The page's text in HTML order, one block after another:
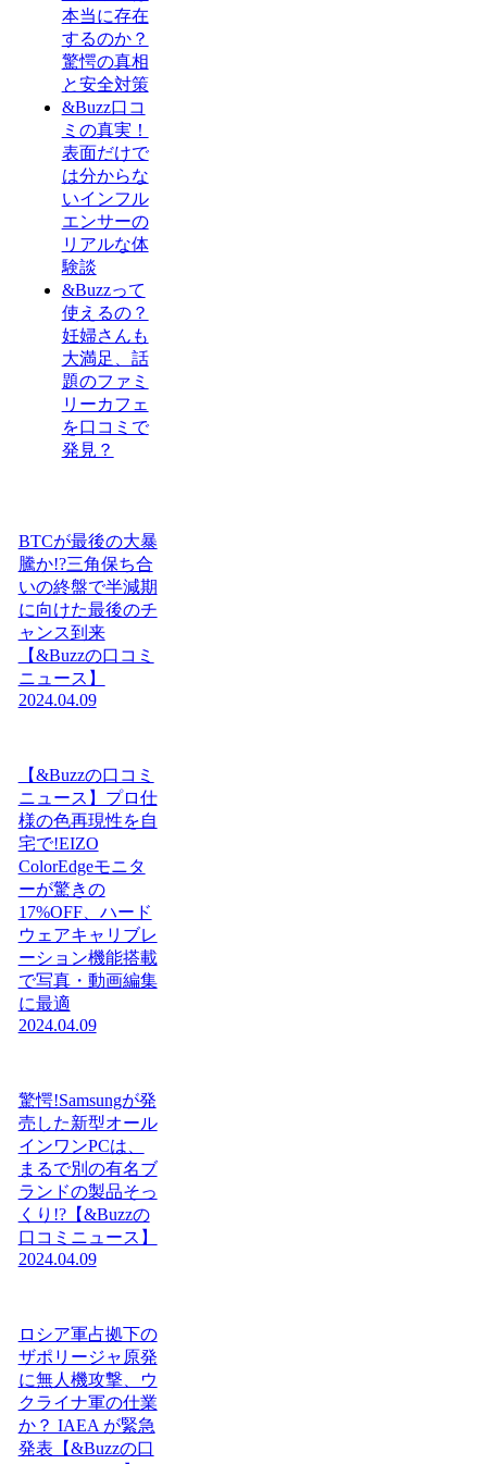
本当に存在
するのか？
驚愕の真相
と安全対策
&Buzz口コ
ミの真実！
表面だけで
は分からな
いインフル
エンサーの
リアルな体
験談
&Buzzって
使えるの？
妊婦さんも
大満足、話
題のファミ
リーカフェ
を口コミで
発見？
BTCが最後の大暴
騰か!?三角保ち合
いの終盤で半減期
に向けた最後のチ
ャンス到来
【&Buzzの口コミ
ニュース】
2024.04.09
【&Buzzの口コミ
ニュース】プロ仕
様の色再現性を自
宅で!EIZO
ColorEdgeモニタ
ーが驚きの
17%OFF、ハード
ウェアキャリブレ
ーション機能搭載
で写真・動画編集
に最適
2024.04.09
驚愕!Samsungが発
売した新型オール
インワンPCは、
まるで別の有名ブ
ランドの製品そっ
くり!?【&Buzzの
口コミニュース】
2024.04.09
ロシア軍占拠下の
ザポリージャ原発
に無人機攻撃、ウ
クライナ軍の仕業
か？ IAEA が緊急
発表【&Buzzの口